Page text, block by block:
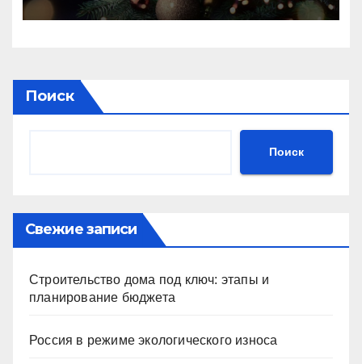
Поиск
Поиск
Свежие записи
Строительство дома под ключ: этапы и
планирование бюджета
Россия в режиме экологического износа